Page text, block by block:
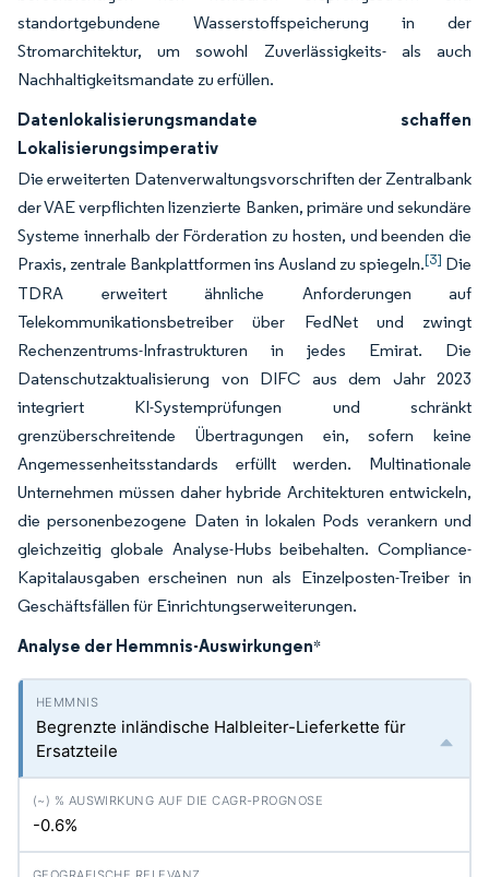
standortgebundene Wasserstoffspeicherung in der
Stromarchitektur, um sowohl Zuverlässigkeits- als auch
Nachhaltigkeitsmandate zu erfüllen.
Datenlokalisierungsmandate schaffen
Lokalisierungsimperativ
Die erweiterten Datenverwaltungsvorschriften der Zentralbank
der VAE verpflichten lizenzierte Banken, primäre und sekundäre
Systeme innerhalb der Förderation zu hosten, und beenden die
Praxis, zentrale Bankplattformen ins Ausland zu spiegeln.[3] Die
TDRA erweitert ähnliche Anforderungen auf
Telekommunikationsbetreiber über FedNet und zwingt
Rechenzentrums-Infrastrukturen in jedes Emirat. Die
Datenschutzaktualisierung von DIFC aus dem Jahr 2023
integriert KI-Systemprüfungen und schränkt
grenzüberschreitende Übertragungen ein, sofern keine
Angemessenheitsstandards erfüllt werden. Multinationale
Unternehmen müssen daher hybride Architekturen entwickeln,
die personenbezogene Daten in lokalen Pods verankern und
gleichzeitig globale Analyse-Hubs beibehalten. Compliance-
Kapitalausgaben erscheinen nun als Einzelposten-Treiber in
Geschäftsfällen für Einrichtungserweiterungen.
Analyse der Hemmnis-Auswirkungen*
Begrenzte inländische Halbleiter-Lieferkette für
Ersatzteile
-0.6%